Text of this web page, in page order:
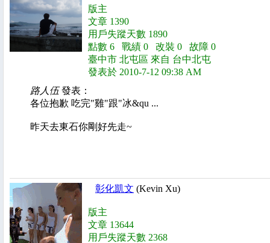
版主
文章 1390
用戶失蹤天數 1890
點數 6 戰績 0 改裝 0 故障 0
臺中市 北屯區 來自 台中北屯
發表於 2010-7-12 09:38 AM
路人伍發表：
各位抱歉 吃完"雞"跟"冰&qu ...
昨天去東石你剛好先走~
彰化凱文 (Kevin Xu)
版主
文章 13644
用戶失蹤天數 2368